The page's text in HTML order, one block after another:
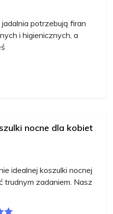
jadalnia potrzebują firan
i higienicznych, a
nocne dla kobiet
idealnej koszulki nocnej
trudnym zadaniem. Nasz